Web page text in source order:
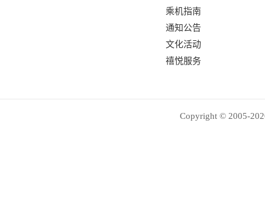
乘机指南
通知公告
文化活动
禧悦服务
Copyright © 2005-